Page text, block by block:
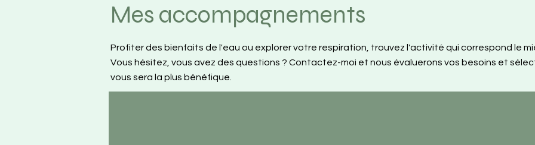
Mes accompagnements
Profiter des bienfaits de l'eau ou explorer votre respiration, trouvez l'activité qui correspond le
Vous hésitez, vous avez des questions ? Contactez-moi et nous évaluerons vos besoins et
vous sera la plus bénéfique.